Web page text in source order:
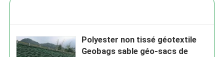
Polyester non tissé géotextile
Geobags sable géo-sacs de